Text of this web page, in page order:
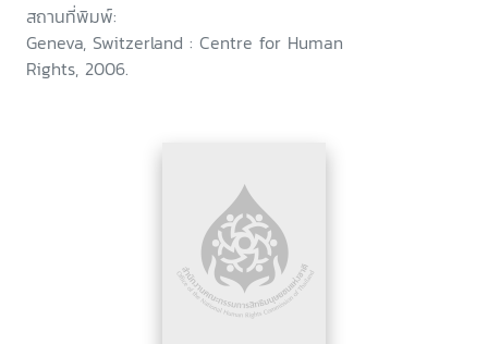
สถานที่พิมพ์:
Geneva, Switzerland : Centre for Human
Rights, 2006.